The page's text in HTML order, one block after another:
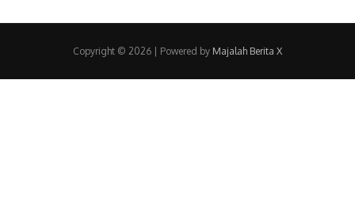
Copyright © 2026 | Powered by Majalah Berita X